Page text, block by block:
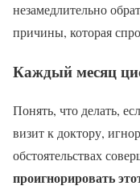
незамедлительно
причины, которая
Каждый месяц
Понять, что делать,
визит к доктору,
обстоятельствах
проигнорировать